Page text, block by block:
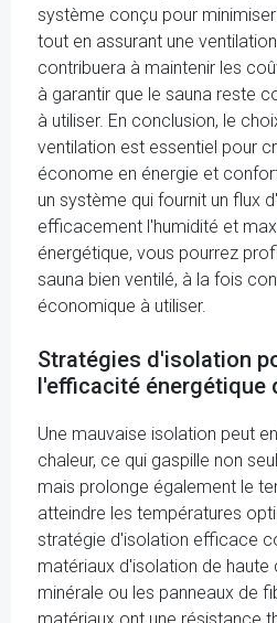
système conçu pour
tout en assurant une
contribuera à maintenir les
à garantir que le sauna reste
à utiliser. En conclusion, le
ventilation est essentiel pour
économe en énergie et
un système qui fournit un flux
efficacement l'humidité et
énergétique, vous pourrez
sauna bien ventilé, à la fois
économique à utiliser.
Stratégies d'isolation
l'efficacité énergétique
Une mauvaise isolation peut
chaleur, ce qui gaspille non
mais prolonge également le
atteindre les températures
stratégie d'isolation efficace
matériaux d'isolation de haute
minérale ou les panneaux de